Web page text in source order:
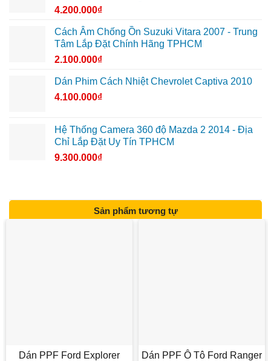
4.200.000₫
Cách Âm Chống Ồn Suzuki Vitara 2007 - Trung
Tâm Lắp Đặt Chính Hãng TPHCM
2.100.000₫
Dán Phim Cách Nhiệt Chevrolet Captiva 2010
4.100.000₫
Hệ Thống Camera 360 độ Mazda 2 2014 - Địa
Chỉ Lắp Đặt Uy Tín TPHCM
9.300.000₫
Sản phẩm tương tự
Dán PPF Ford Explorer
Dán PPF Ô Tô Ford Ranger